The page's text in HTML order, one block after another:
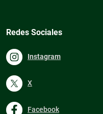
Redes Sociales
Instagram
X
Facebook